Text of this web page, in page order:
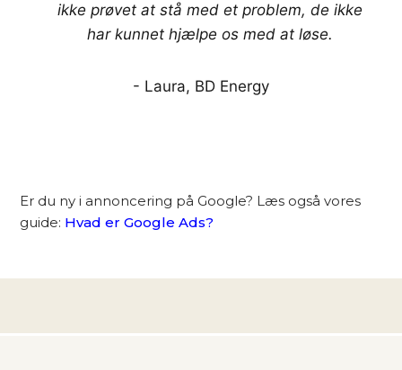
ikke prøvet at stå med et problem, de ikke
har kunnet hjælpe os med at løse.
- Laura, BD Energy
Er du ny i annoncering på Google? Læs også vores
guide: Hvad er Google Ads?